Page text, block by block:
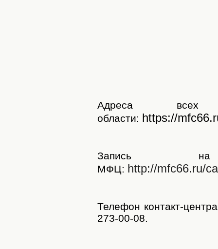
Адреса всех
области: https://
Запись
МФЦ: http://mfc66.ru/
Телефон контакт-
273-00-08.